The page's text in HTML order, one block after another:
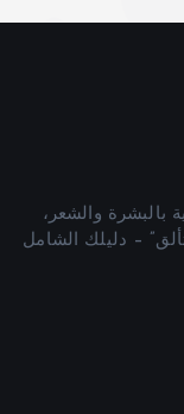
والشعر،
– دليلك الشامل